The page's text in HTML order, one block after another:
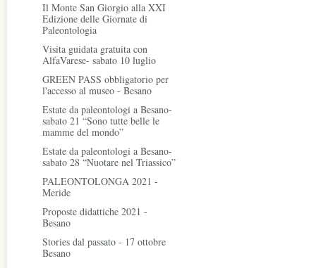
Il Monte San Giorgio alla XXI
Edizione delle Giornate di
Paleontologia
Visita guidata gratuita con
AlfaVarese- sabato 10 luglio
GREEN PASS obbligatorio per
l'accesso al museo - Besano
Estate da paleontologi a Besano-
sabato 21 “Sono tutte belle le
mamme del mondo”
Estate da paleontologi a Besano-
sabato 28 “Nuotare nel Triassico”
PALEONTOLONGA 2021 -
Meride
Proposte didattiche 2021 -
Besano
Stories dal passato - 17 ottobre
Besano